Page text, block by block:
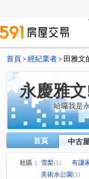
首頁 > 經紀業者 > 田雅文
永慶雅
哈囉我是
首頁 中古
社區： 雪梨(1) 有謙
美術水公園(1)